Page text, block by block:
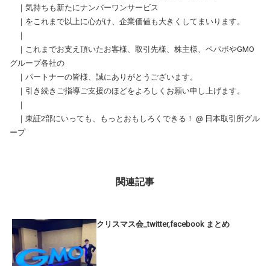
｜気持ちも新たにナンバーワンサービス
｜をこれまで以上に心がけ、企業価値も大きくしてまいります。
｜
｜これまでお支え頂いたお客様、取引先様、株主様、ペパボやGMO
グループ各社の
｜パートナーの皆様、誠にありがとうございます。
｜引き続きご指導ご支援のほどをよろしくお願い申し上げます。
｜
｜東証2部にいっても、もっとおもしろくできる！ @ 日本取引所グル
ープ
関連記事
クリスマス会_twitter,facebook まとめ